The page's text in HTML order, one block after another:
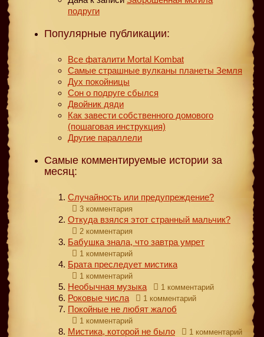
подруги
Популярные публикации:
Все фаталити Mortal Kombat
Самые страшные вулканы планеты Земля
Дух покойницы
Сон о подруге сбылся
Двойник дяди
Как завести собственного домового
(пошаговая инструкция)
Другие параллели
Самые комментируемые истории за
месяц:
Случайность или предупреждение?
3 комментария
Откуда взялся этот странный мальчик?
2 комментария
Бабушка знала, что завтра умрет
1 комментарий
Брата преследует мистика
1 комментарий
Необычная музыка 1 комментарий
Роковые числа 1 комментарий
Покойные не любят жалоб
1 комментарий
Мистика, которой не было 1 комментарий